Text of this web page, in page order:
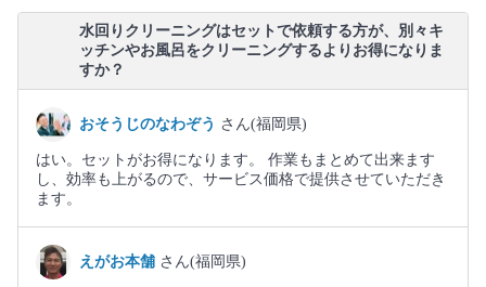
水回りクリーニングはセットで依頼する方が、別々キ
ッチンやお風呂をクリーニングするよりお得になりま
すか？
おそうじのなわぞう さん(福岡県)
はい。セットがお得になります。 作業もまとめて出来ます
し、効率も上がるので、サービス価格で提供させていただき
ます。
えがお本舗 さん(福岡県)